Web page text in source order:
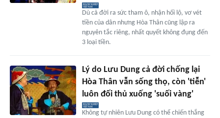
Dù cả đời ra sức tham ô, nhận hối lộ, vơ vét
tiền của dân nhưng Hòa Thân cũng lập ra
nguyên tắc riêng, nhất quyết không đụng đến
3 loại tiền.
Lý do Lưu Dung cả đời chống lại
Hòa Thân vẫn sống thọ, còn 'tiễn'
luôn đối thủ xuống 'suối vàng'
Không tự nhiên Lưu Dung có thể chiến thắng